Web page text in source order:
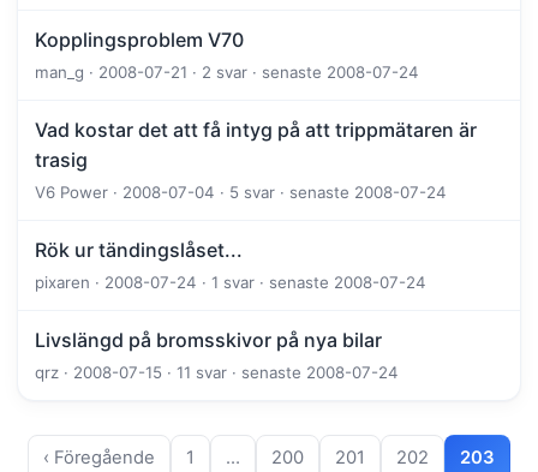
Kopplingsproblem V70
man_g · 2008-07-21 · 2 svar · senaste 2008-07-24
Vad kostar det att få intyg på att trippmätaren är
trasig
V6 Power · 2008-07-04 · 5 svar · senaste 2008-07-24
Rök ur tändingslåset...
pixaren · 2008-07-24 · 1 svar · senaste 2008-07-24
Livslängd på bromsskivor på nya bilar
qrz · 2008-07-15 · 11 svar · senaste 2008-07-24
‹ Föregående 1 … 200 201 202 203